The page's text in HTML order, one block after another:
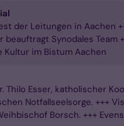
der Leitungen in Aachen
beauftragt Synodales Team
Kultur im Bistum Aachen
Thilo Esser, katholischer
Notfallseelsorge. +++
Borsch. +++